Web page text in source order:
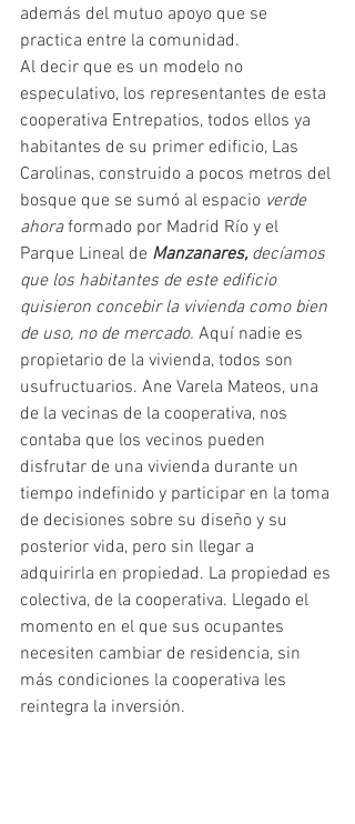
además del mutuo apoyo que se
practica entre la comunidad.
Al decir que es un modelo no
especulativo, los representantes de esta
cooperativa Entrepatios, todos ellos ya
habitantes de su primer edificio, Las
Carolinas, construido a pocos metros del
bosque que se sumó al espacio verde
ahora formado por Madrid Río y el
Parque Lineal de Manzanares, decíamos
que los habitantes de este edificio
quisieron concebir la vivienda como bien
de uso, no de mercado. Aquí nadie es
propietario de la vivienda, todos son
usufructuarios. Ane Varela Mateos, una
de la vecinas de la cooperativa, nos
contaba que los vecinos pueden
disfrutar de una vivienda durante un
tiempo indefinido y participar en la toma
de decisiones sobre su diseño y su
posterior vida, pero sin llegar a
adquirirla en propiedad. La propiedad es
colectiva, de la cooperativa. Llegado el
momento en el que sus ocupantes
necesiten cambiar de residencia, sin
más condiciones la cooperativa les
reintegra la inversión.